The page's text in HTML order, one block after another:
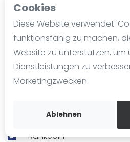
Cookies
Diese Website verwendet
funktionsfähig zu machen,
Website zu unterstützen, um
Dienstleistungen zu
Marketingzwecken.
Ablehnen
Blog
Die Geschichte von Padel
Regeln und Punktzählung
Padel Schläge
Video
PadelCity
Zuletzt aktualisiert am 18. März
546 Ansichten seit 2.
Wegbeschreibung
Rankedin